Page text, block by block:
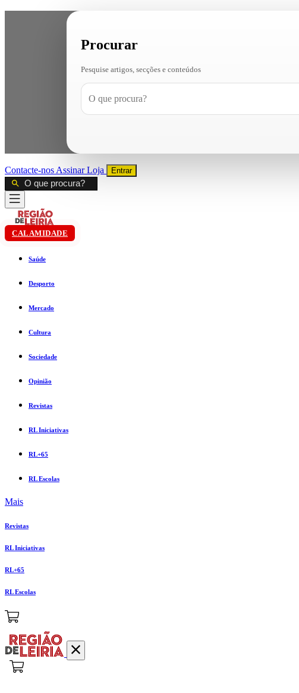
Procurar
Pesquise artigos, secções e conteúdos
Contacte-nos AssinarLoja Entrar
CALAMIDADE
Saúde
Desporto
Mercado
Cultura
Sociedade
Opinião
Revistas
RL Iniciativas
RL+65
RL Escolas
Mais
Revistas
RL Iniciativas
RL+65
RL Escolas